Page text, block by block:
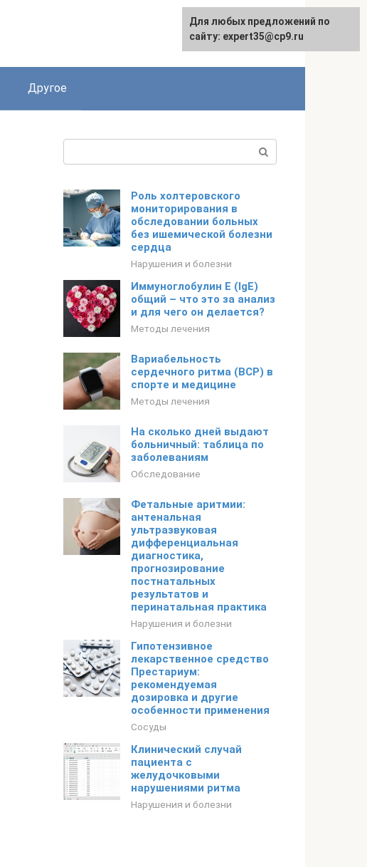
Другое
Роль холтеровского
мониторирования в
обследовании больных
без ишемической болезни
сердца
Нарушения и болезни
Иммуноглобулин E (IgE)
общий – что это за анализ
и для чего он делается?
Методы лечения
Вариабельность
сердечного ритма (ВСР) в
спорте и медицине
Методы лечения
На сколько дней выдают
больничный: таблица по
заболеваниям
Обследование
Фетальные аритмии:
антенальная
ультразвуковая
дифференциальная
диагностика,
прогнозирование
постнатальных
результатов и
перинатальная практика
Нарушения и болезни
Гипотензивное
лекарственное средство
Престариум:
рекомендуемая
дозировка и другие
особенности применения
Сосуды
Клинический случай
пациента с
желудочковыми
нарушениями ритма
Нарушения и болезни
Для любых предложений по
сайту: expert35@cp9.ru